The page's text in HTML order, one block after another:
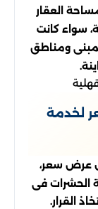
العقار
سواء كانت
ومناطق
لخدمة
عرض سعر،
الحشرات فى
القرار.